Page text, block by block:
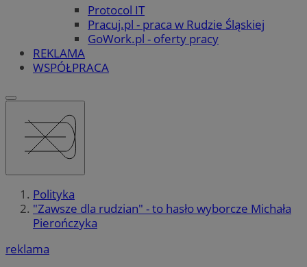
Protocol IT
Pracuj.pl - praca w Rudzie Śląskiej
GoWork.pl - oferty pracy
REKLAMA
WSPÓŁPRACA
Polityka
"Zawsze dla rudzian" - to hasło wyborcze Michała
Pierończyka
reklama